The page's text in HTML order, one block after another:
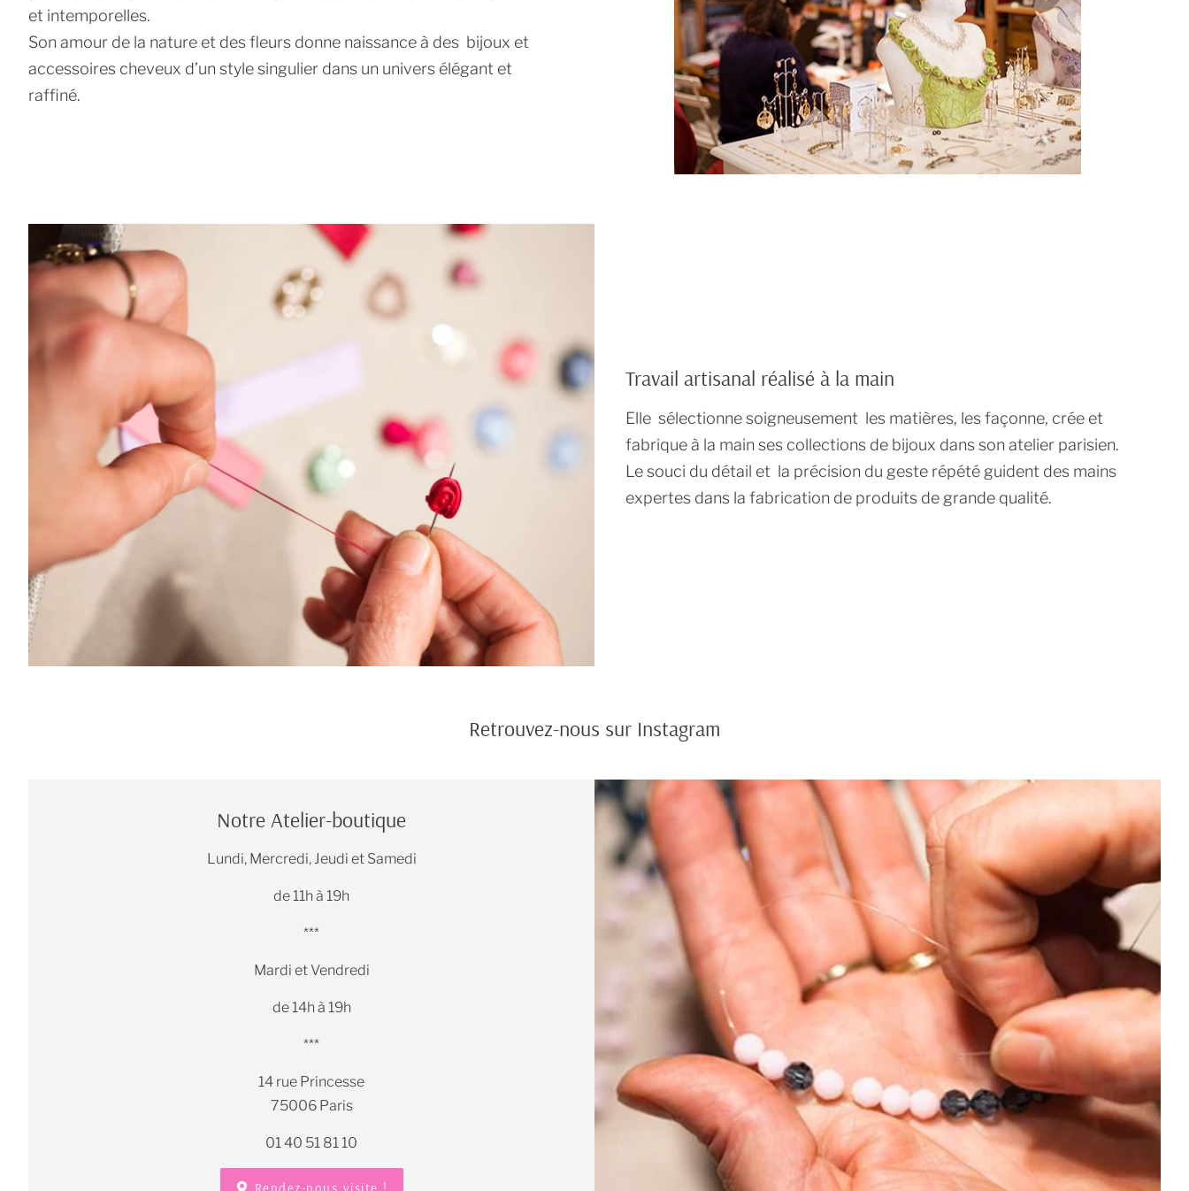
et intemporelles.
Son amour de la nature et des fleurs donne naissance à des bijoux et
accessoires cheveux d’un style singulier dans un univers élégant et
raffiné.
Travail artisanal réalisé à la main
Elle sélectionne soigneusement les matières, les façonne, crée et
fabrique à la main ses collections de bijoux dans son atelier parisien.
Le souci du détail et la précision du geste répété guident des mains
expertes dans la fabrication de produits de grande qualité.
Retrouvez-nous sur Instagram
Notre Atelier-boutique
Lundi, Mercredi, Jeudi et Samedi
de 11h à 19h
***
Mardi et Vendredi
de 14h à 19h
***
14 rue Princesse
75006 Paris
01 40 51 81 10